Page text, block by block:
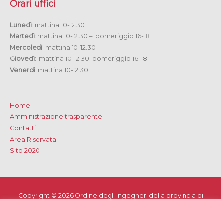
Orari uffici
Lunedì: mattina 10-12.30
Martedì: mattina 10-12.30 – pomeriggio 16-18
Mercoledì: mattina 10-12.30
Giovedì: mattina 10-12.30 pomeriggio 16-18
Venerdì: mattina 10-12.30
Home
Amministrazione trasparente
Contatti
Area Riservata
Sito 2020
Copyright © 2026 Ordine degli Ingegneri della provincia di